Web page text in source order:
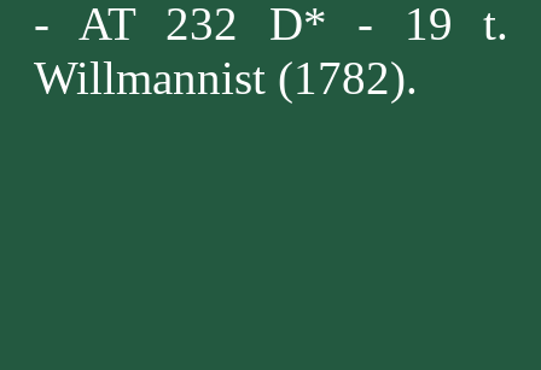
- AT 232 D* - 19 t.
Willmannist (1782).